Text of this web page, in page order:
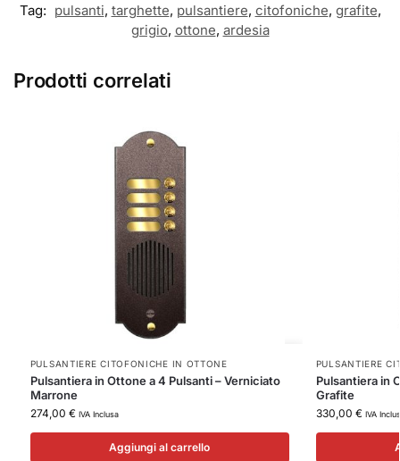
Tag: pulsanti, targhette, pulsantiere, citofoniche, grafite,
grigio, ottone, ardesia
Prodotti correlati
PULSANTIERE CITOFONICHE IN OTTONE
Pulsantiera in Ottone a 4 Pulsanti – Verniciato
Marrone
274,00 € IVA Inclusa
Aggiungi al carrello
PULSANTIERE
Pulsantiera in
Grafite
330,00 € IVA